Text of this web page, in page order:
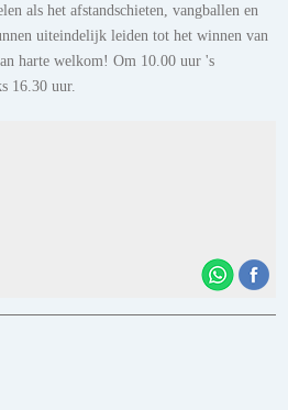
als het afstandschieten, vangballen en
uiteindelijk leiden tot het winnen van
harte welkom! Om 10.00 uur 's
16.30 uur.